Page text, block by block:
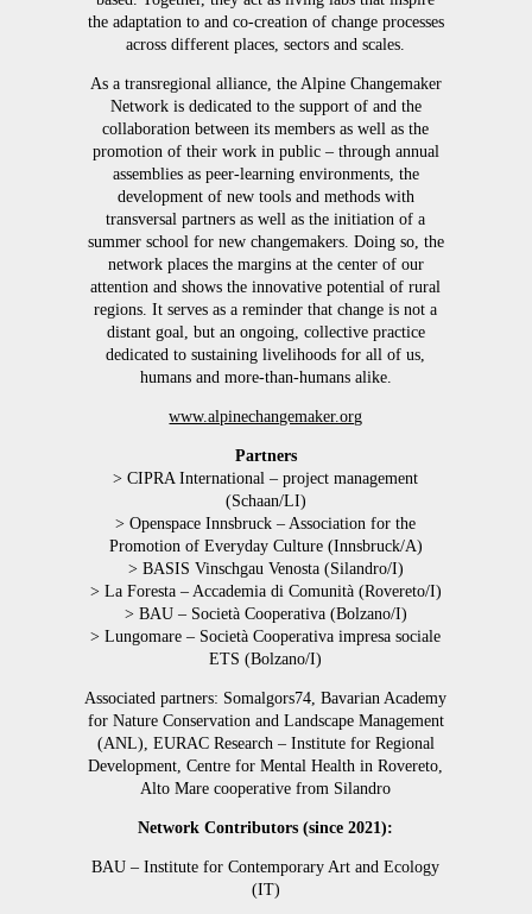
the adaptation to and co-creation of change processes
across different places, sectors and scales.
As a transregional alliance, the Alpine Changemaker
Network is dedicated to the support of and the
collaboration between its members as well as the
promotion of their work in public – through annual
assemblies as peer-learning environments, the
development of new tools and methods with
transversal partners as well as the initiation of a
summer school for new changemakers. Doing so, the
network places the margins at the center of our
attention and shows the innovative potential of rural
regions. It serves as a reminder that change is not a
distant goal, but an ongoing, collective practice
dedicated to sustaining livelihoods for all of us,
humans and more-than-humans alike.
www.alpinechangemaker.org
Partners
> CIPRA International – project management
(Schaan/LI)
> Openspace Innsbruck – Association for the
Promotion of Everyday Culture (Innsbruck/A)
> BASIS Vinschgau Venosta (Silandro/I)
> La Foresta – Accademia di Comunità (Rovereto/I)
> BAU – Società Cooperativa (Bolzano/I)
> Lungomare – Società Cooperativa impresa sociale
ETS (Bolzano/I)
Associated partners: Somalgors74, Bavarian Academy
for Nature Conservation and Landscape Management
(ANL), EURAC Research – Institute for Regional
Development, Centre for Mental Health in Rovereto,
Alto Mare cooperative from Silandro
Network Contributors (since 2021):
BAU – Institute for Contemporary Art and Ecology
(IT)